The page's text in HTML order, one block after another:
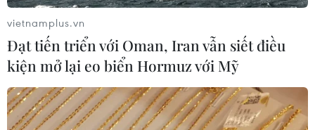
vietnamplus.vn
Đạt tiến triển với Oman, Iran vẫn siết điều
kiện mở lại eo biển Hormuz với Mỹ